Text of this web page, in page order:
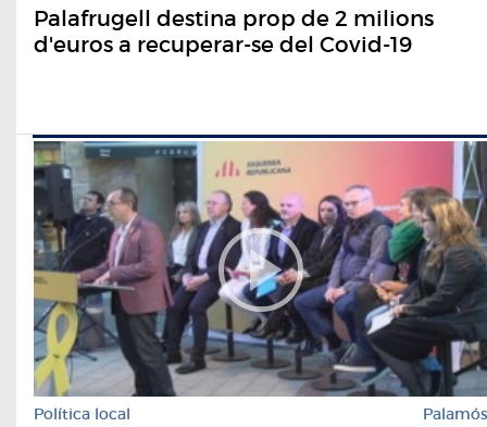
Palafrugell destina prop de 2 milions
d'euros a recuperar-se del Covid-19
Política local Palamós